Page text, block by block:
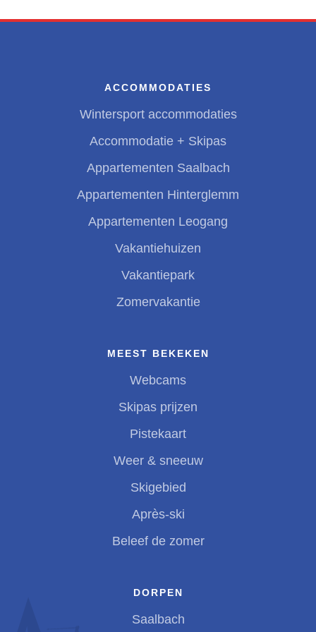
ACCOMMODATIES
Wintersport accommodaties
Accommodatie + Skipas
Appartementen Saalbach
Appartementen Hinterglemm
Appartementen Leogang
Vakantiehuizen
Vakantiepark
Zomervakantie
MEEST BEKEKEN
Webcams
Skipas prijzen
Pistekaart
Weer & sneeuw
Skigebied
Après-ski
Beleef de zomer
DORPEN
Saalbach